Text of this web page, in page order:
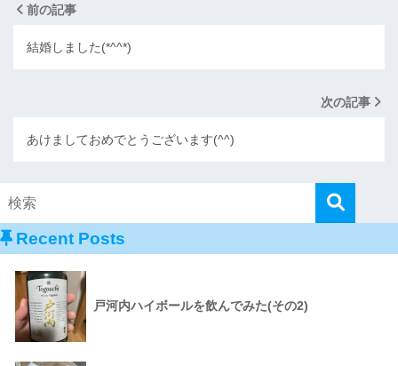
前の記事
結婚しました(*^^*)
次の記事
あけましておめでとうございます(^^)
Recent Posts
戸河内ハイボールを飲んでみた(その2)